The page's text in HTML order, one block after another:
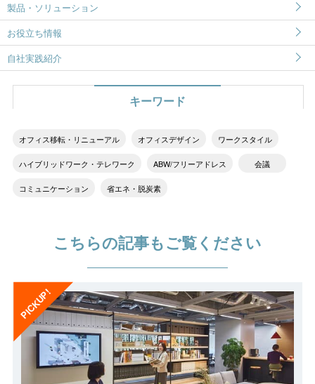
製品・ソリューション
お役立ち情報
自社実践紹介
キーワード​
オフィス移転・リニューアル​ オフィスデザイン​ ワークスタイル​
ハイブリッドワーク・テレワーク​ ABW/フリーアドレス​ 会議​
コミュニケーション​ 省エネ・脱炭素​
こちらの記事もご覧ください​
PICKUP!